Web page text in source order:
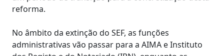
reforma.
No âmbito da extinção do SEF, as funções
administrativas vão passar para a AIMA e Instituto